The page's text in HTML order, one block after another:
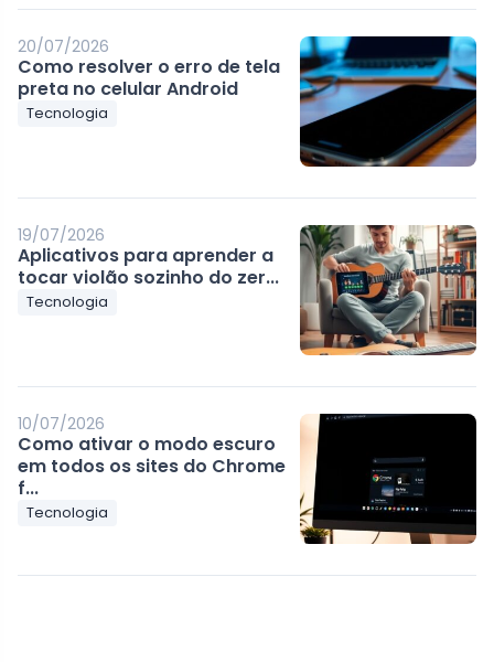
20/07/2026
Como resolver o erro de tela
preta no celular Android
Tecnologia
19/07/2026
Aplicativos para aprender a
tocar violão sozinho do zer...
Tecnologia
10/07/2026
Como ativar o modo escuro
em todos os sites do Chrome
f...
Tecnologia